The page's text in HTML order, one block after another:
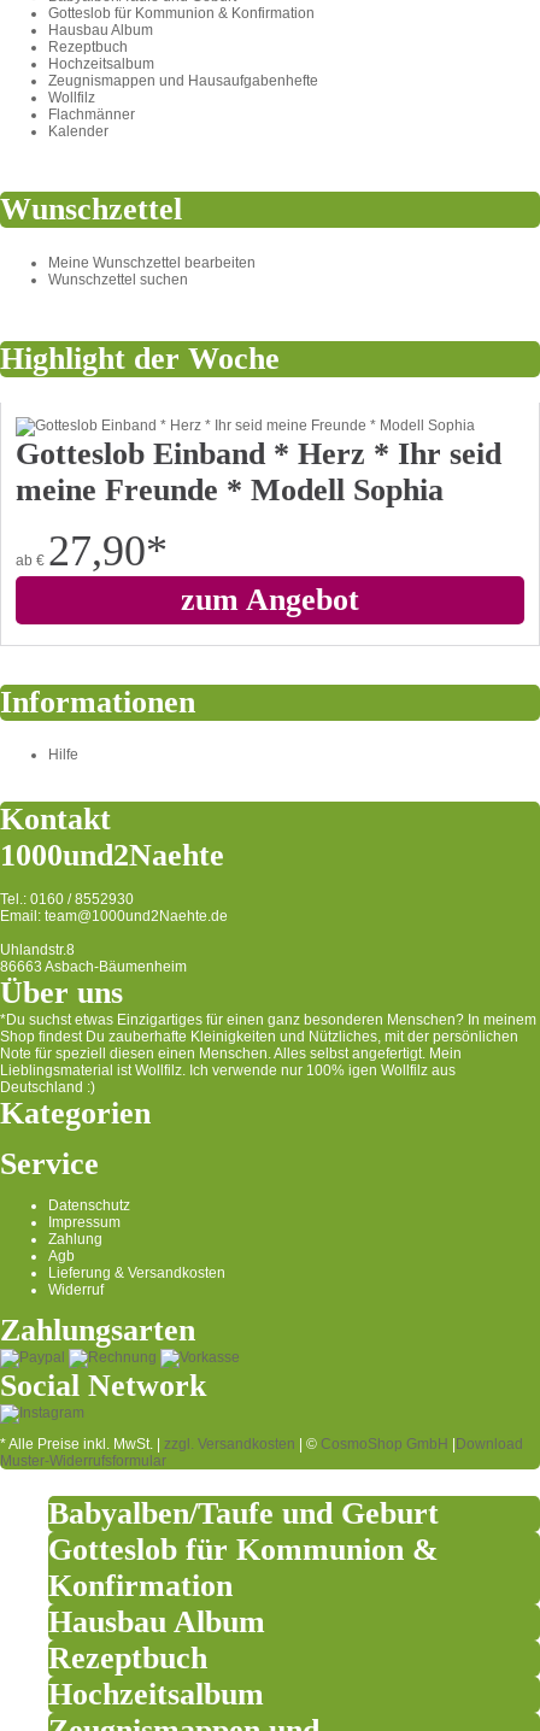
Gotteslob für Kommunion & Konfirmation
Hausbau Album
Rezeptbuch
Hochzeitsalbum
Zeugnismappen und Hausaufgabenhefte
Wollfilz
Flachmänner
Kalender
Wunschzettel
Meine Wunschzettel bearbeiten
Wunschzettel suchen
Highlight der Woche
Gotteslob Einband * Herz * Ihr seid
meine Freunde * Modell Sophia
ab € 27,90*
zum Angebot
Informationen
Hilfe
Kontakt
1000und2Naehte
Tel.: 0160 / 8552930
Email: team@1000und2Naehte.de
Uhlandstr.8
86663 Asbach-Bäumenheim
Über uns
*Du suchst etwas Einzigartiges für einen ganz besonderen Menschen? In meinem
Shop findest Du zauberhafte Kleinigkeiten und Nützliches, mit der persönlichen
Note für speziell diesen einen Menschen. Alles selbst angefertigt. Mein
Lieblingsmaterial ist Wollfilz. Ich verwende nur 100% igen Wollfilz aus
Deutschland :)
Kategorien
Service
Datenschutz
Impressum
Zahlung
Agb
Lieferung & Versandkosten
Widerruf
Zahlungsarten
Social Network
* Alle Preise inkl. MwSt. | zzgl. Versandkosten | © CosmoShop GmbH
Download
Muster-Widerrufsformular
Babyalben/Taufe und Geburt
Gotteslob für Kommunion &
Konfirmation
Hausbau Album
Rezeptbuch
Hochzeitsalbum